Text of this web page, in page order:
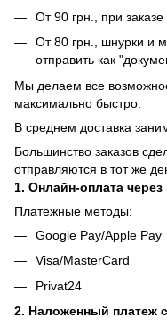
От 90 грн., при
От 80 грн., шнурки и
отправить как
Мы делаем все
максимально быстро.
В среднем доставка
Большинство заказов
отправляются в тот же
1. Онлайн-оплата
Платежные методы:
Google Pay/Apple Pay
Visa/MasterCard
Privat24
2. Наложенный платеж